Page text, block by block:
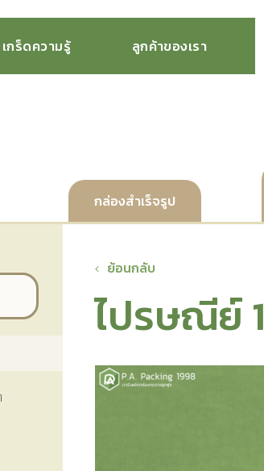
เกร็ดความรู้ ลูกค้าของเรา
กล่องสำเร็จรูป
ย้อนกลับ
ไปรษณีย์ 1